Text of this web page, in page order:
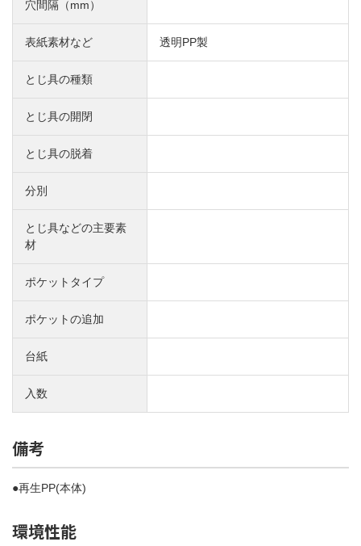
穴間隔（mm）
表紙素材など 透明PP製
とじ具の種類
とじ具の開閉
とじ具の脱着
分別
とじ具などの主要素
材
ポケットタイプ
ポケットの追加
台紙
入数
備考
●再生PP(本体)
環境性能